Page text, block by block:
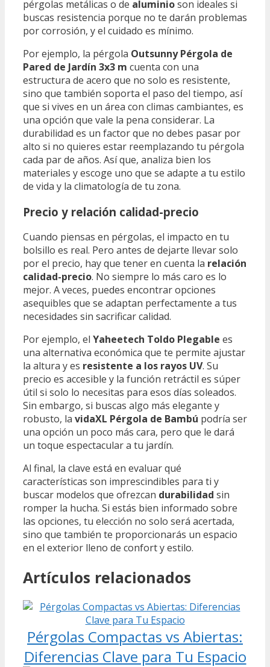
pérgolas metálicas o de aluminioson ideales si
buscas resistencia porque no te darán problemas
por corrosión, y el cuidado es mínimo.
Por ejemplo, la pérgola Outsunny Pérgola de
Pared de Jardín 3x3 m cuenta con una
estructura de acero que no solo es resistente,
sino que también soporta el paso del tiempo, así
que si vives en un área con climas cambiantes, es
una opción que vale la pena considerar. La
durabilidad es un factor que no debes pasar por
alto si no quieres estar reemplazando tu pérgola
cada par de años. Así que, analiza bien los
materiales y escoge uno que se adapte a tu estilo
de vida y la climatología de tu zona.
Precio y relación calidad-precio
Cuando piensas en pérgolas, el impacto en tu
bolsillo es real. Pero antes de dejarte llevar solo
por el precio, hay que tener en cuenta la relación
calidad-precio. No siempre lo más caro es lo
mejor. A veces, puedes encontrar opciones
asequibles que se adaptan perfectamente a tus
necesidades sin sacrificar calidad.
Por ejemplo, el Yaheetech Toldo Plegable es
una alternativa económica que te permite ajustar
la altura y es resistente a los rayos UV. Su
precio es accesible y la función retráctil es súper
útil si solo lo necesitas para esos días soleados.
Sin embargo, si buscas algo más elegante y
robusto, la vidaXL Pérgola de Bambú podría ser
una opción un poco más cara, pero que le dará
un toque espectacular a tu jardín.
Al final, la clave está en evaluar qué
características son imprescindibles para ti y
buscar modelos que ofrezcan durabilidad sin
romper la hucha. Si estás bien informado sobre
las opciones, tu elección no solo será acertada,
sino que también te proporcionarás un espacio
en el exterior lleno de confort y estilo.
Artículos relacionados
Pérgolas Compactas vs Abiertas:
Diferencias Clave para Tu Espacio